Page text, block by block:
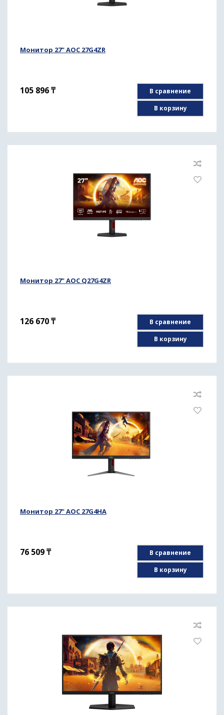
Монитор 27" AOC 27G4ZR
105 896₸
В сравнение
В корзину
Монитор 27" AOC Q27G4ZR
126 670₸
В сравнение
В корзину
Монитор 27" AOC 27G4HA
76 509₸
В сравнение
В корзину